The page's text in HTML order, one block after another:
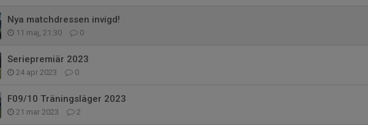
Nya matchdressen invigd!
11 maj, 21:30 0
Seriepremiär 2023
24 apr 2023 0
F09/10 Träningsläger 2023
21 mar 2023 2